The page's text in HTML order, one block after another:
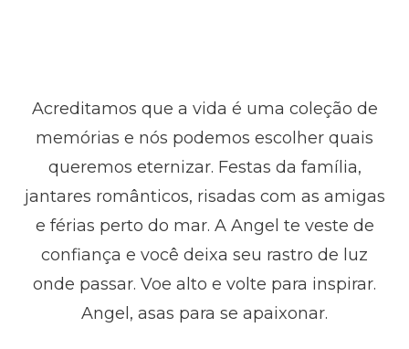
Acreditamos que a vida é uma coleção de
memórias e nós podemos escolher quais
queremos eternizar. Festas da família,
jantares românticos, risadas com as amigas
e férias perto do mar. A Angel te veste de
confiança e você deixa seu rastro de luz
onde passar. Voe alto e volte para inspirar.
Angel, asas para se apaixonar.